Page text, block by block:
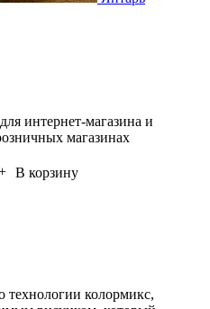
интернет-магазина и
магазинах
В корзину
технологии колормикс,